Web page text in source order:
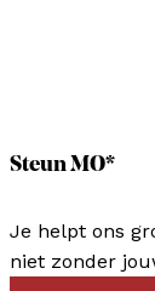
Steun MO*
Je helpt ons
niet zonder